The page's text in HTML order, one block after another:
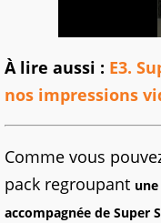
À lire aussi : E3.
nos impressions
Comme vous
pack regroupant
accompagnée de Super